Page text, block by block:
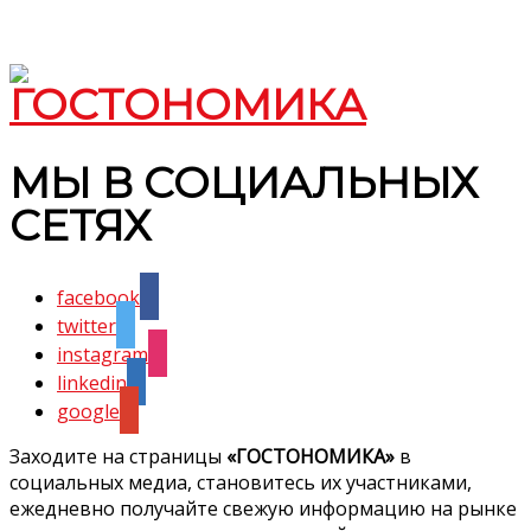
МЫ В СОЦИАЛЬНЫХ
СЕТЯХ
facebook
twitter
instagram
linkedin
google
Заходите на страницы «ГОСТОНОМИКА» в
социальных медиа, становитесь их участниками,
ежедневно получайте свежую информацию на рынке